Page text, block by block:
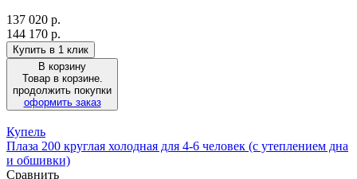
137 020 р.
144 170 р.
Купить в 1 клик
В корзину
Товар в корзине.
продолжить покупки
оформить заказ
Купель
Плаза 200 круглая холодная для 4-6 человек (с утеплением дна
и обшивки)
Сравнить